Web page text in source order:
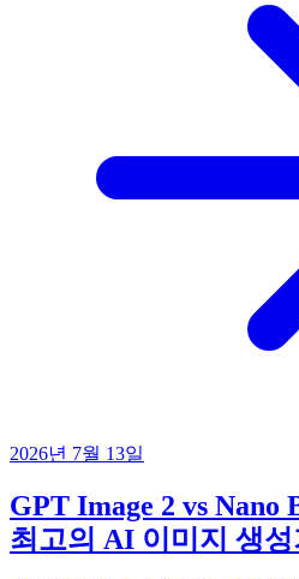
2026년 7월 13일
GPT Image 2 vs Nano
최고의 AI 이미지 생성